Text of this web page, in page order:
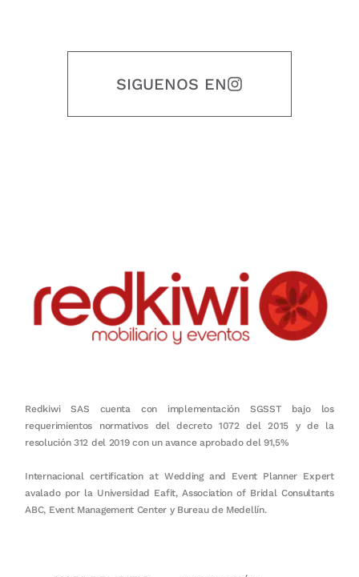
SIGUENOS EN
Redkiwi SAS cuenta con implementación SGSST bajo los
requerimientos normativos del decreto 1072 del 2015 y de la
resolución 312 del 2019 con un avance aprobado del 91,5%
Internacional certification at Wedding and Event Planner Expert
avalado por la Universidad Eafit, Association of Bridal Consultants
ABC, Event Management Center y Bureau de Medellín.